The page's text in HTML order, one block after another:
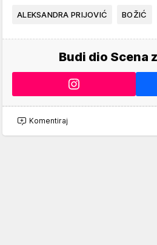
ALEKSANDRA PRIJOVIĆ BOŽIĆ
Budi dio Scena
Komentiraj